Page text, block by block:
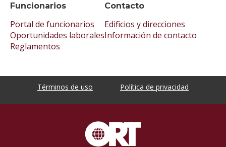
Funcionarios
Portal de funcionarios
Oportunidades laborales
Reglamentos
Contacto
Edificios y direcciones
Información de contacto
Términos de uso Política de privacidad